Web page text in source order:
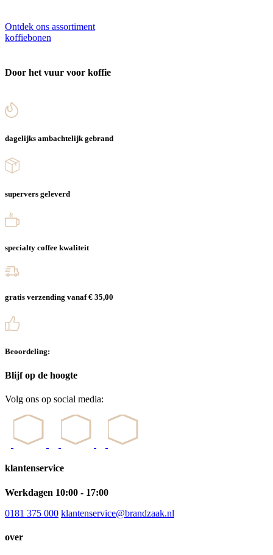
Ontdek ons assortiment
koffiebonen
Door het vuur voor koffie
dagelijks ambachtelijk gebrand
supervers geleverd
specialty coffee kwaliteit
gratis verzending vanaf € 35,00
Beoordeling:
Blijf op de hoogte
Volg ons op social media:
klantenservice
Werkdagen 10:00 - 17:00
0181 375 000 klantenservice@brandzaak.nl
over